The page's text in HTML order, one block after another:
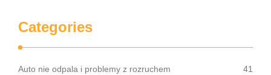
Categories
Auto nie odpala i problemy z rozruchem
41